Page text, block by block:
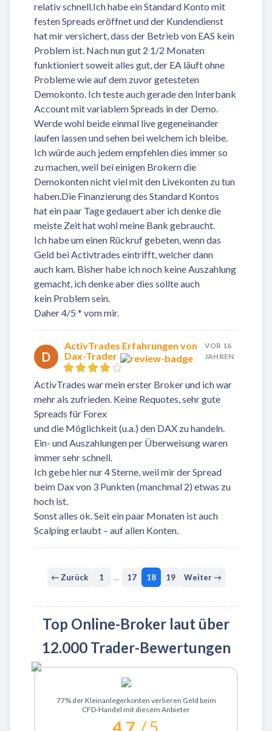
relativ schnell.Ich habe ein Standard Konto mit
festen Spreads eröffnet und der Kundendienst
hat mir versichert, dass der Betrieb von EAS kein
Problem ist. Nach nun gut 2 1/2 Monaten
funktioniert soweit alles gut, der EA läuft ohne
Probleme wie auf dem zuvor getesteten
Demokonto. Ich teste auch gerade den Interbank
Account mit variablem Spreads in der Demo.
Werde wohl beide einmal live gegeneinander
laufen lassen und sehen bei welchem ich bleibe.
Ich würde auch jedem empfehlen dies immer so
zu machen, weil bei einigen Brokern die
Demokonten nicht viel mit den Livekonten zu tun
haben.Die Finanzierung des Standard Kontos
hat ein paar Tage gedauert aber ich denke die
meiste Zeit hat wohl meine Bank gebraucht.
Ich habe um einen Rückruf gebeten, wenn das
Geld bei Activtrades eintrifft, welcher dann
auch kam. Bisher habe ich noch keine Auszahlung
gemacht, ich denke aber dies sollte auch
kein Problem sein.
Daher 4/5 * vom mir.
D
ActivTrades Erfahrungen von
Dax-Trader
VOR 16
JAHREN
ActivTrades war mein erster Broker und ich war
mehr als zufrieden. Keine Requotes, sehr gute
Spreads für Forex
und die Möglichkeit (u.a.) den DAX zu handeln.
Ein- und Auszahlungen per Überweisung waren
immer sehr schnell.
Ich gebe hier nur 4 Sterne, weil mir der Spread
beim Dax von 3 Punkten (manchmal 2) etwas zu
hoch ist.
Sonst alles ok. Seit ein paar Monaten ist auch
Scalping erlaubt – auf allen Konten.
← Zurück 1 … 17 18 19 Weiter →
Top Online-Broker laut über
12.000 Trader-Bewertungen
Zu XTB
77% der Kleinanlegerkonten verlieren Geld beim
CFD-Handel mit diesem Anbieter